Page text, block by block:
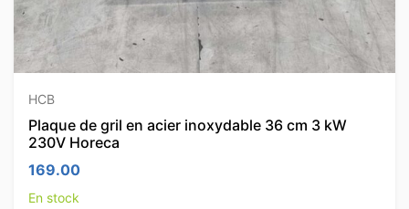
HCB
Plaque de gril en acier inoxydable 36 cm 3 kW
230V Horeca
169.00
En stock